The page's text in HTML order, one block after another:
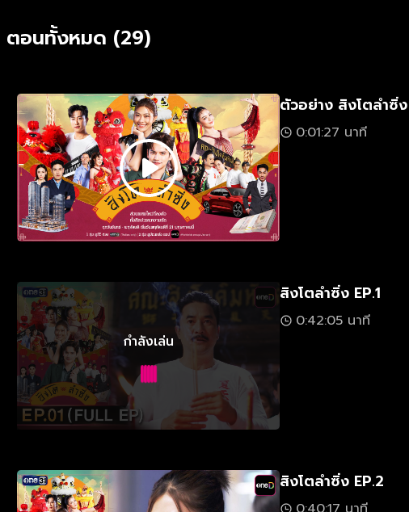
ตอนทั้งหมด (29)
ตัวอย่าง สิงโตลำซิ่ง
0:01:27 นาที
กำลังเล่น
สิงโตลำซิ่ง EP.1
0:42:05 นาที
สิงโตลำซิ่ง EP.2